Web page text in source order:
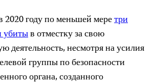
году по меньшей меретри
убитыв отместку за свою
деятельность, несмотря на усилия
группы по безопасности
органа, созданного